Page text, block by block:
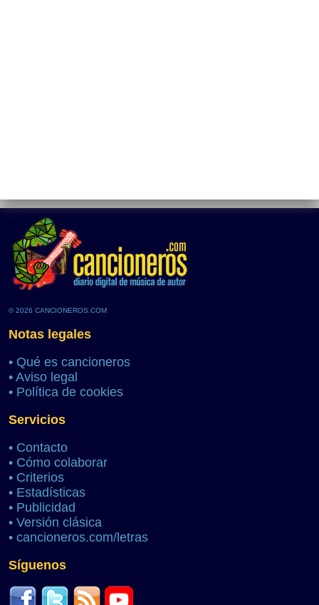
© 2026 CANCIONEROS.COM
Notas legales
• Qué es cancioneros
• Aviso legal
• Política de cookies
Servicios
• Contacto
• Cómo colaborar
• Criterios
• Estadísticas
• Publicidad
• Versión clásica
• cancioneros.com/letras
Síguenos